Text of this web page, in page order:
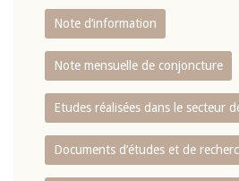
Note d’information
Note mensuelle de conjoncture
Etudes réalisées dans le secteur
Documents d’études et de